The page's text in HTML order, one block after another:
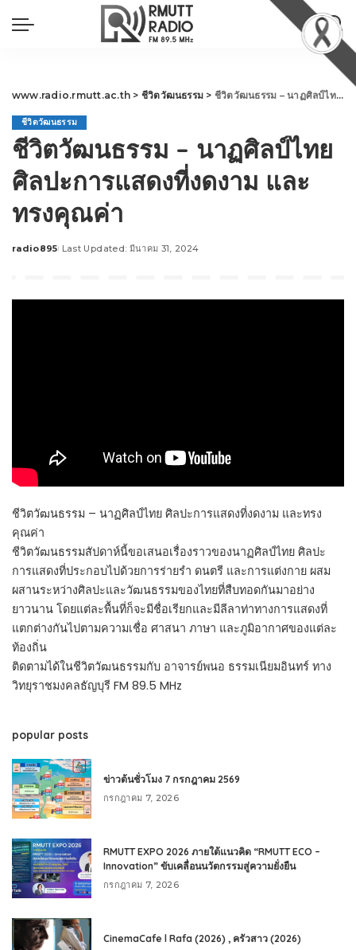
www.radio.rmutt.ac.th > ชีวิตวัฒนธรรม > ชีวิตวัฒนธรรม – นาฏศิลป์ไทย ศิลปะการแสดงที่งดงาม และทรงคุณค่า
ชีวิตวัฒนธรรม
ชีวิตวัฒนธรรม – นาฏศิลป์ไทย
ศิลปะการแสดงที่งดงาม และ
ทรงคุณค่า
Posted
radio895 Last Updated: มีนาคม 31, 2024
ชีวิตวัฒนธรรม – นาฏศิลป์ไทย ศิลปะการแสดงที่งดงาม และทรง
คุณค่า
ชีวิตวัฒนธรรมสัปดาห์นี้ขอเสนอเรื่องราวของนาฏศิลป์ไทย ศิลปะ
การแสดงที่ประกอบไปด้วยการร่ายรำ ดนตรี และการแต่งกาย ผสม
ผสานระหว่างศิลปะและวัฒนธรรมของไทยที่สืบทอดกันมาอย่าง
ยาวนาน โดยแต่ละพื้นที่ก็จะมีชื่อเรียกและมีลีลาท่าทางการแสดงที่
แตกต่างกันไปตามความเชื่อ ศาสนา ภาษา และภูมิอากาศของแต่ละ
ท้องถิ่น
ติดตามได้ในชีวิตวัฒนธรรมกับ อาจารย์พนอ ธรรมเนียมอินทร์ ทาง
วิทยุราชมงคลธัญบุรี FM 89.5 MHz
popular posts
ข่าวต้นชั่วโมง 7 กรกฎาคม 2569
กรกฎาคม 7, 2026
RMUTT EXPO 2026 ภายใต้แนวคิด “RMUTT ECO –
Innovation” ขับเคลื่อนนวัตกรรมสู่ความยั่งยืน
กรกฎาคม 7, 2026
CinemaCafe l Rafa (2026) , ครัวสาว (2026)